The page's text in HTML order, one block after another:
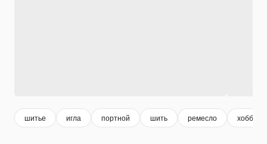
шитье игла портной шить ремесло хобби